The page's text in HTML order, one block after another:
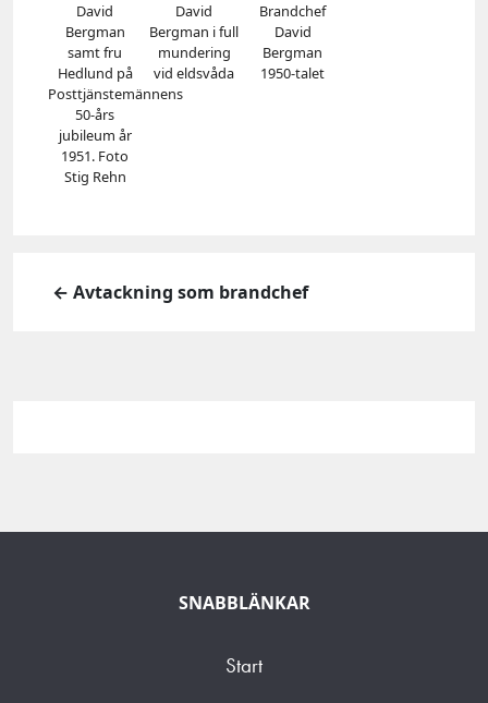
David
Bergman
samt fru
Hedlund på
Posttjänstemännens
50-års
jubileum år
1951. Foto
Stig Rehn
David
Bergman i full
mundering
vid eldsvåda
Brandchef
David
Bergman
1950-talet
← Avtackning som brandchef
SNABBLÄNKAR
Start